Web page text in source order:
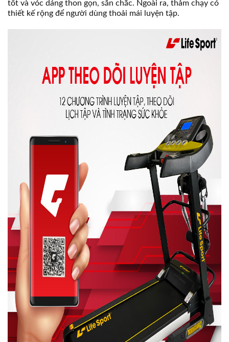
tốt và vóc dáng thon gọn, săn chắc. Ngoài ra, thảm chạy có
thiết kế rộng để người dùng thoải mái luyện tập.